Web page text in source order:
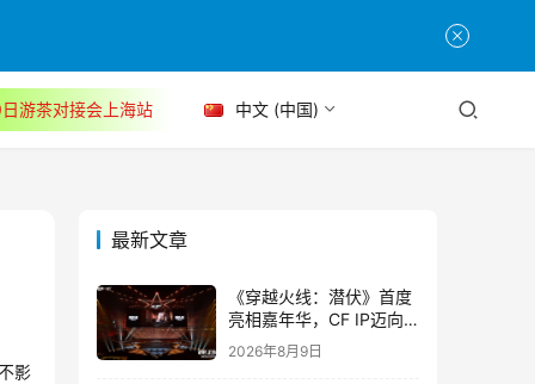
游茶对接会上海站 中文 (中国)
影
最新文章
《穿越火线：潜伏》首度
亮相嘉年华，CF IP迈向
3A叙事新高度
2026年8月9日